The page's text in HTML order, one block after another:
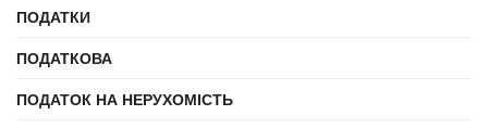
ПОДАТКИ
ПОДАТКОВА
ПОДАТОК НА НЕРУХОМІСТЬ